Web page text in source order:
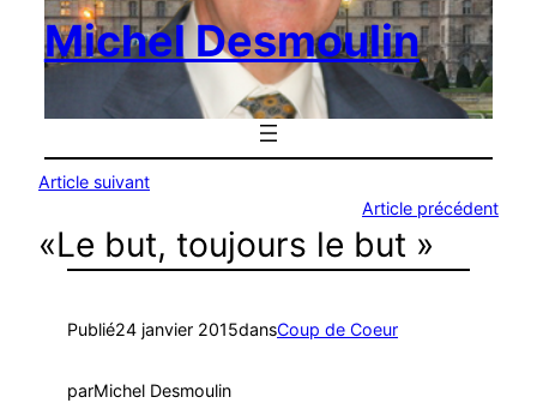
Michel Desmoulin
Article suivant
Article précédent
«Le but, toujours le but »
Publié24 janvier 2015dansCoup de Coeur
parMichel Desmoulin